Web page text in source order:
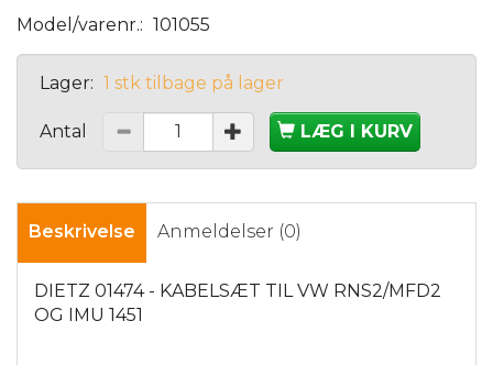
Model/varenr.: 101055
Lager: 1 stk tilbage på lager
Antal LÆG I KURV
Beskrivelse Anmeldelser (0)
DIETZ 01474 - KABELSÆT TIL VW RNS2/MFD2
OG IMU 1451